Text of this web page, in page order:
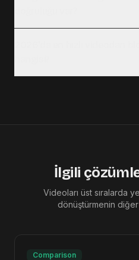
İlgili
Videoları üst sıralarda
dönüştürmenin diğer
Comparison